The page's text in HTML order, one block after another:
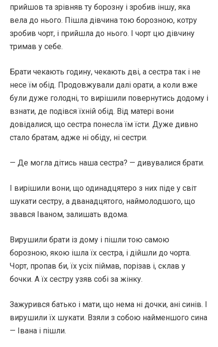
прийшов та зрівняв ту борозну і зробив іншу, яка
вела до нього. Пішла дівчина тою борозною, котру
зробив чорт, і прийшла до нього. І чорт цю дівчину
тримав у себе.
Брати чекають годину, чекають дві, а сестра так і не
несе їм обід. Продовжували далі орати, а коли вже
були дуже голодні, то вирішили повернутись додому і
взнати, де подівся їхній обід. Від матері вони
довідалися, що сестра понесла їм їсти. Дуже дивно
стало братам, адже ні обіду, ні сестри.
— Де могла дітись наша сестра? — дивувалися брати.
І вирішили вони, що одинадцятеро з них піде у світ
шукати сестру, а дванадцятого, наймолодшого, що
звався Іваном, залишать вдома.
Вирушили брати із дому і пішли тою самою
борозною, якою ішла їх сестра, і дійшли до чорта.
Чорт, пропав би, їх усіх піймав, порізав і, склав у
бочки. А їх сестру узяв собі за жінку.
Зажурився батько і мати, що нема ні дочки, ані синів. І
вирушили їх шукати. Взяли з собою найменшого сина
— Івана і пішли.